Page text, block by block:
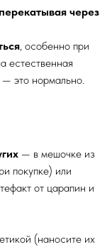
через
, особенно при
естественная
— это нормально.
— в мешочке из
покупке) или
от царапин и
(наносите их